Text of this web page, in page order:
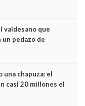
sus últimos minutos
valdesano que
pedazo de
una chapuza: el
casi 20 millones el
no cabían por los